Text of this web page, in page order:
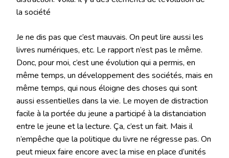
la société
Je ne dis pas que c’est mauvais. On peut lire aussi les
livres numériques, etc. Le rapport n’est pas le même.
Donc, pour moi, c’est une évolution qui a permis, en
même temps, un développement des sociétés, mais en
même temps, qui nous éloigne des choses qui sont
aussi essentielles dans la vie. Le moyen de distraction
facile à la portée du jeune a participé à la distanciation
entre le jeune et la lecture. Ça, c’est un fait. Mais il
n’empêche que la politique du livre ne régresse pas. On
peut mieux faire encore avec la mise en place d’unités